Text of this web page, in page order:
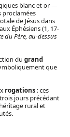
blanc et or —
proclamées
de Jésus dans
Éphésiens (1, 17-
du Père, au-dessus
du grand
que
rogations : ces
jours précédant
rural et